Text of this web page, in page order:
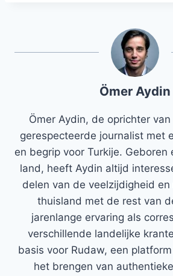
Ömer Aydin
Ömer Aydin, de oprichter
gerespecteerde journalist met
en begrip voor Turkije. Geboren
land, heeft Aydin altijd
delen van de veelzijdigheid
thuisland met de rest van
jarenlange ervaring als
verschillende landelijke
basis voor Rudaw, een
het brengen van